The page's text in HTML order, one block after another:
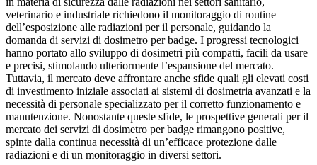
veterinario e industriale richiedono il monitoraggio di routine
dell’esposizione alle radiazioni per il personale, guidando la
domanda di servizi di dosimetro per badge. I progressi tecnologici
hanno portato allo sviluppo di dosimetri più compatti, facili da usare
e precisi, stimolando ulteriormente l’espansione del mercato.
Tuttavia, il mercato deve affrontare anche sfide quali gli elevati costi
di investimento iniziale associati ai sistemi di dosimetria avanzati e la
necessità di personale specializzato per il corretto funzionamento e
manutenzione. Nonostante queste sfide, le prospettive generali per il
mercato dei servizi di dosimetro per badge rimangono positive,
spinte dalla continua necessità di un’efficace protezione dalle
radiazioni e di un monitoraggio in diversi settori.